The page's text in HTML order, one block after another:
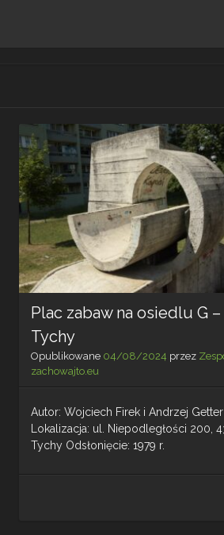
Plac zabaw na osiedlu G –
Tychy
Opublikowane 04/08/2024 przez
zachowajto.eu
Autor: Wojciech Firek i Andrzej Getter
Lokalizacja: ul. Niepodległości 200,
Tychy Odsłonięcie: 1979 r.